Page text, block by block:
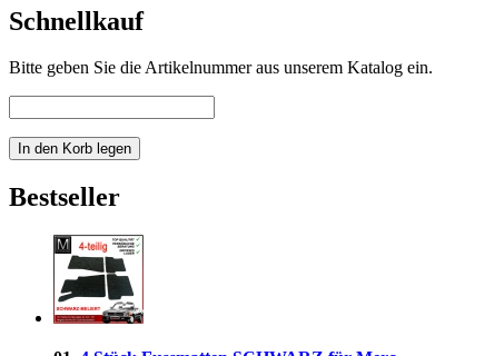
Schnellkauf
Bitte geben Sie die Artikelnummer aus unserem Katalog ein.
Bestseller